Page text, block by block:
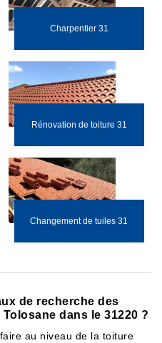
Charpentier 31
Rénovation de toiture 31
Changement de tuiles 31
de recherche des
dans le 31220 ?
au niveau de la toiture